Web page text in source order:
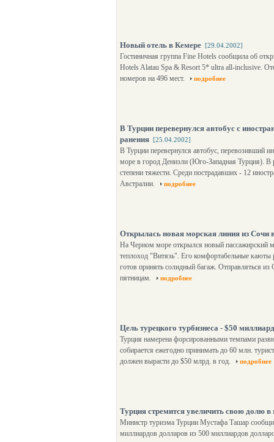
Новый отель в Кемере [29.04.2002]
Гостиничная группа Fine Hotels сообщила об
Hotels Alatau Spa & Resort 5* ultra all-inclusive.
номеров на 496 мест.
подробнее
В Турции перевернулся автобус с
ранения [25.04.2002]
В Турции перевернулся автобус, перевозивший
море в город Денизли (Юго-Западная Турция). В
степени тяжести. Среди пострадавших - 12
Австралии.
подробнее
Открылась новая морская линия из Сочи
На Черном море открылся новый
теплоход "Витязь". Его комфортабельные каюты
готов принять солидный багаж. Отправляться
пятницам.
подробнее
Цель турецкого турбизнеса - $50
Турция намерена форсированными темпами
собирается ежегодно принимать до 60 млн.
должен вырасти до $50 млрд. в год.
подробнее
Турция стремится увеличить свою долю
Министр туризма Турции Мустафа Ташар
миллиардов долларов из 500 миллиардов